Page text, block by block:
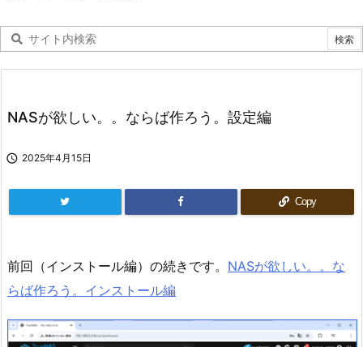
NASが欲しい。。ならば作ろう。設定編
 2025年4月15日
Copy
前回（インストール編）の続きです。 NASが欲しい。。な
らば作ろう。インストール編